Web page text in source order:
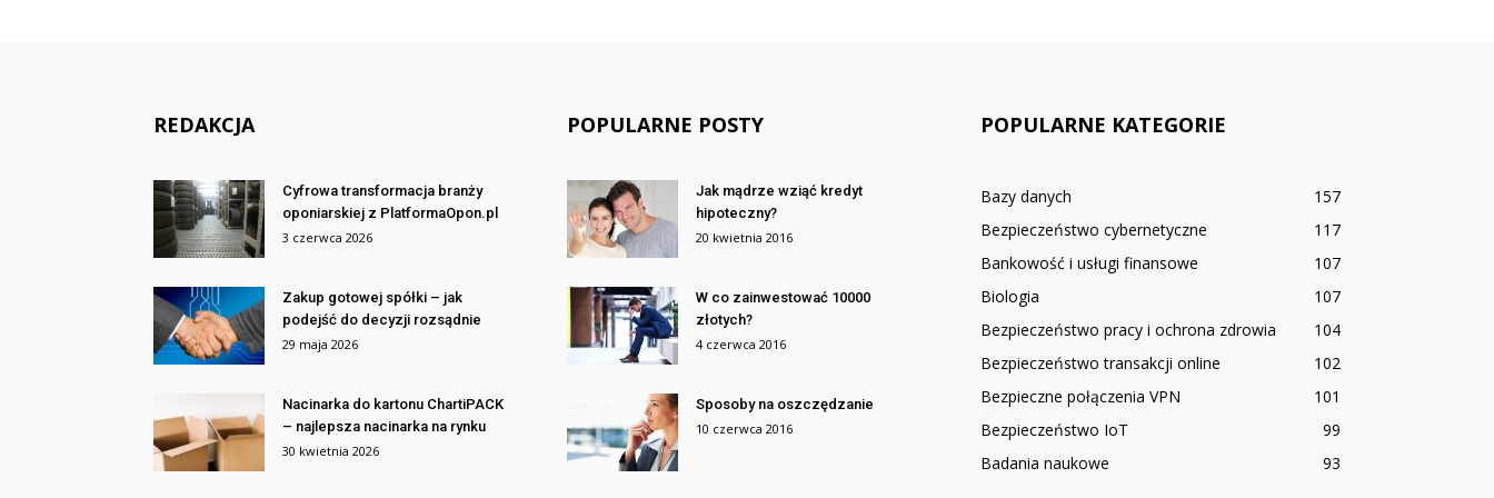
REDAKCJA
Cyfrowa transformacja branży
oponiarskiej z PlatformaOpon.pl
3 czerwca 2026
Zakup gotowej spółki – jak
podejść do decyzji rozsądnie
29 maja 2026
Nacinarka do kartonu ChartiPACK
– najlepsza nacinarka na rynku
30 kwietnia 2026
POPULARNE POSTY
Jak mądrze wziąć kredyt
hipoteczny?
20 kwietnia 2016
W co zainwestować 10000
złotych?
4 czerwca 2016
Sposoby na oszczędzanie
10 czerwca 2016
POPULARNE KATEGORIE
Bazy danych
157
Bezpieczeństwo cybernetyczne
117
Bankowość i usługi finansowe
107
Biologia
107
Bezpieczeństwo pracy i ochrona zdrowia
104
Bezpieczeństwo transakcji online
102
Bezpieczne połączenia VPN
101
Bezpieczeństwo IoT
99
Badania naukowe
93